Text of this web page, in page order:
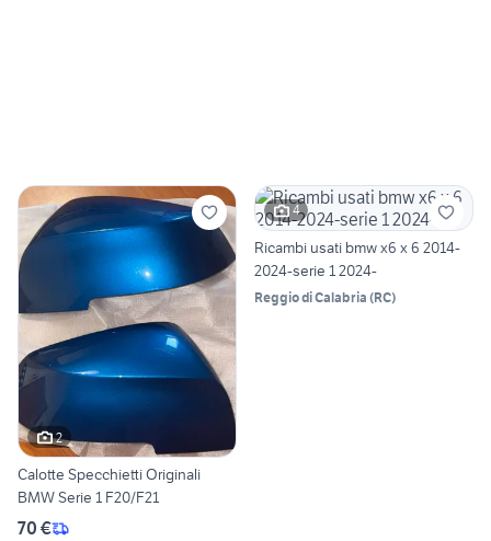
2
Calotte Specchietti Originali
BMW Serie 1 F20/F21
70 €
4
Ricambi usati bmw x6 x 6 2014-
2024-serie 1 2024-
Reggio di Calabria (RC)